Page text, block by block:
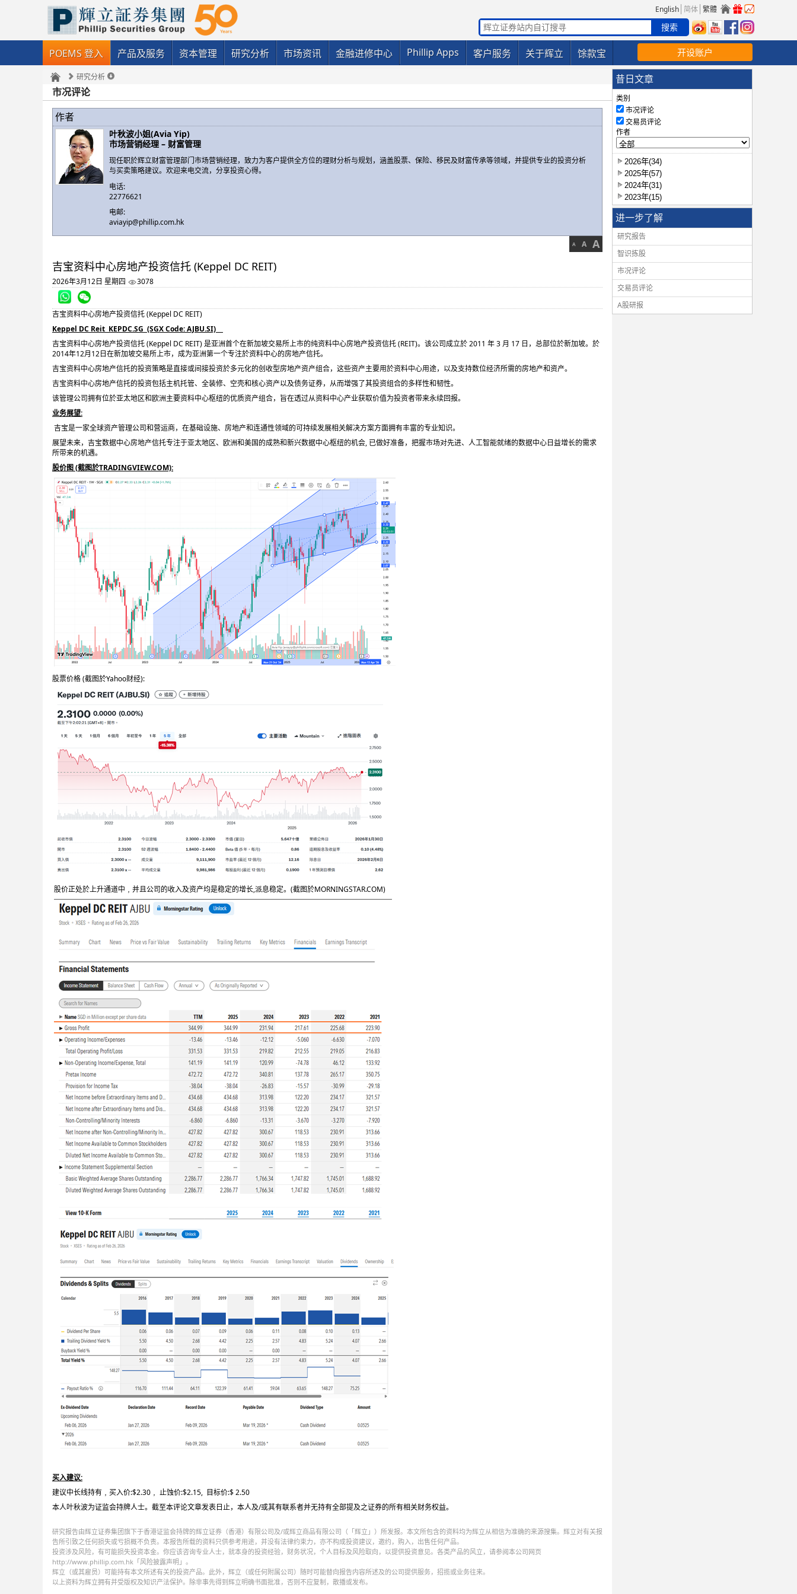
English 简体 繁體
POEMS 登入 产品及服务 资本管理 研究分析 市场资讯 金融进修中心 Phillip Apps 客户服务 关于辉立 馀款宝 开设账户
研究分析
市况评论
作者
叶秋波小姐(Avia Yip)
市场营销经理 – 财富管理
现任职於辉立财富管理部门市场营销经理，致力为客户提供全方位的理财分析与规划，涵盖股票、保险、移民及财富传承等领域，并提供专业的投资分析
与买卖策略建议。欢迎来电交流，分享投资心得。
电话:
22776621
电邮:
aviayip@phillip.com.hk
A A A
吉宝资料中心房地产投资信托 (Keppel DC REIT)
2026年3月12日 星期四 3078
吉宝资料中心房地产投资信托 (Keppel DC REIT)
Keppel DC Reit KEPDC.SG (SGX Code: AJBU.SI)
吉宝资料中心房地产投资信托 (Keppel DC REIT) 是亚洲首个在新加坡交易所上市的纯资料中心房地产投资信托 (REIT)。该公司成立於 2011 年 3 月 17 日，总部位於新加坡。於
2014年12月12日在新加坡交易所上市，成为亚洲第一个专注於资料中心的房地产信托。
吉宝资料中心房地产信托的投资策略是直接或间接投资於多元化的创收型房地产资产组合，这些资产主要用於资料中心用途，以及支持数位经济所需的房地产和资产。
吉宝资料中心房地产信托的投资包括主机托管、全装修、空壳和核心资产以及债务证券，从而增强了其投资组合的多样性和韧性。
该管理公司拥有位於亚太地区和欧洲主要资料中心枢纽的优质资产组合，旨在透过从资料中心产业获取价值为投资者带来永续回报。
业务展望:
吉宝是一家全球资产管理公司和营运商，在基础设施、房地产和连通性领域的可持续发展相关解决方案方面拥有丰富的专业知识。
展望未来，吉宝数据中心房地产信托专注于亚太地区、欧洲和美国的成熟和新兴数据中心枢纽的机会, 已做好准备，把握市场对先进、人工智能就绪的数据中心日益增长的需求
所带来的机遇。
股价图 (截图於TRADINGVIEW.COM):
股票价格 (截图於Yahoo财经):
股价正处於上升通道中﹐并且公司的收入及资产均是稳定的增长,派息稳定。(截图於MORNINGSTAR.COM)
买入建议:
建议中长线持有﹐买入价:$2.30﹐ 止蚀价:$2.15, 目标价:$ 2.50
本人叶秋波为证监会持牌人士。截至本评论文章发表日止，本人及/或其有联系者并无持有全部提及之证券的所有相关财务权益。
研究报告由辉立证券集团旗下于香港证监会持牌的辉立证券（香港）有限公司及/或辉立商品有限公司（「辉立」）所发报。本文所包含的资料均为辉立从相信为准确的来源搜集。辉立对有关报
告所引致之任何损失或亏损概不负责。本报告所载的资料只供参考用途，并没有法律约束力，亦不构成投资建议，邀约，购入，出售任何产品。
投资涉及风险，有可能损失投资本金。你应该咨询专业人士，就本身的投资经验，财务状况，个人目标及风险取向，以提供投资意见。各类产品的风立，请参阅本公司网页
http://www.phillip.com.hk「风险披露声明」。
辉立（或其雇员）可能持有本文所述有关的投资产品。此外，辉立（或任何附属公司）随时可能替向报告内容所述及的公司提供服务，招揽或业务往来。
以上资料为辉立拥有并受版权及知识产法保护。除非事先得到辉立明确书面批准，否则不应复制，散播或发布。
昔日文章
类别
市况评论
交易员评论
作者
2026年(34)
2025年(57)
2024年(31)
2023年(15)
进一步了解
研究报告
智识拣股
市况评论
交易员评论
A股研报